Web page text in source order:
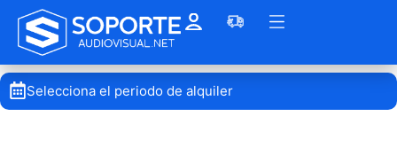
Selecciona el periodo de alquiler